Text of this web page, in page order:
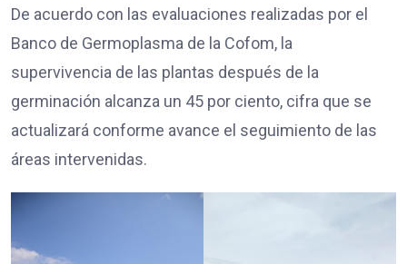
De acuerdo con las evaluaciones realizadas por el
Banco de Germoplasma de la Cofom, la
supervivencia de las plantas después de la
germinación alcanza un 45 por ciento, cifra que se
actualizará conforme avance el seguimiento de las
áreas intervenidas.